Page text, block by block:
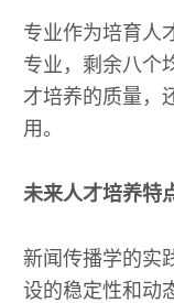
专业作为培育人
专业，剩余八个
才培养的质量，
用。
未来人才培养特
新闻传播学的实
设的稳定性和动